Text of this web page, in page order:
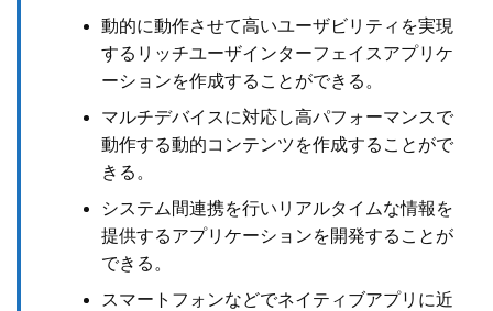
動的に動作させて高いユーザビリティを実現
するリッチユーザインターフェイスアプリケ
ーションを作成することができる。
マルチデバイスに対応し高パフォーマンスで
動作する動的コンテンツを作成することがで
きる。
システム間連携を行いリアルタイムな情報を
提供するアプリケーションを開発することが
できる。
スマートフォンなどでネイティブアプリに近